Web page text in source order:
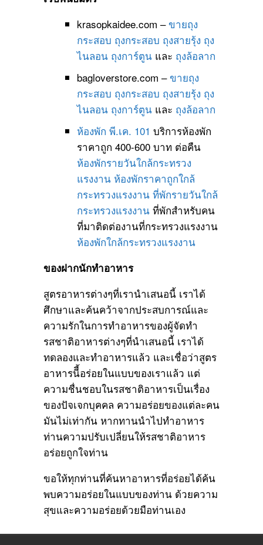
krasopkaidee.com –ขายถุง
กระสอบ ถุงกระสอบ ถุงสายรุ้ง ถุง
ไนลอน ถุงการ์ตูนและ ถุงล้อลาก
bagloverstore.com –ขายถุง
กระสอบ ถุงกระสอบ ถุงสายรุ้ง ถุง
ไนลอน ถุงการ์ตูนและ ถุงล้อลาก
ห้องพัก พี.เค. 101 บริการห้องพัก
ราคาถูก 400-600 บาท ต่อคืน
ห้องพักรายวันใกล้กระทรวง
แรงงาน ห้องพักราคาถูกใกล้
กระทรวงแรงงาน ที่พักรายวันใกล้
กระทรวงแรงงานที่พักสำหรับคน
ที่มาติดต่องานที่กระทรวงแรงงาน
ห้องพักใกล้กระทรวงแรงงาน
ของฝากนักทำอาหาร
สูตรอาหารต่างๆที่เรานำเสนอนี้ เราได้
ศึกษาและค้นคว้าจากประสบการณ์และ
ความรักในการทำอาหารของผู้จัดทำ
รสชาติอาหารต่างๆที่นำเสนอนี้ เราได้
ทดลองและทำอาหารแล้ว และเชื่อว่าสูตร
อาหารนีี้อร่อยในแบบของเราแล้ว แต่
ความชื่นชอบในรสชาติอาหารเป็นเรื่อง
ของปัจเจกบุคคล ความอร่อยของแต่ละคน
มันไม่เท่ากัน หากทานนำไปทำอาหาร
ท่านความปรับเปลี่ยนให้รสชาติอาหาร
อร่อยถูกใจท่าน
ขอให้ทุกท่านที่ค้นหาอาหารที่อร่อยได้ค้น
พบความอร่อยในแบบของท่าน ด้วยความ
สุขและความอร่อยด้วยมือท่านเอง